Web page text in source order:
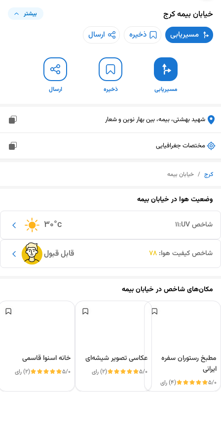
خیابان بیمهکرج بیشتر
مسیریابی ذخیره ارسال
مسیریابی ذخیره ارسال
شهید بهشتی، بیمه، بین بهار نوین و شعار
مختصات جغرافیایی
کرج / خیابان بیمه
وضعیت هوا درخیابان بیمه
30°c شاخص UV: 11
قابل قبول شاخص کیفیت هوا: 78
مکان‌های شاخص درخیابان بیمه
مطبخ رستوران سفره
ایرانی
5/0 (4) رای
عکاسی تصویر شیشه‌ای
5/0 (2) رای
خانه اسنوا قاسمی
5/0 (2) رای